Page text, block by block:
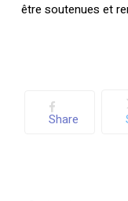
être soutenues et
Share